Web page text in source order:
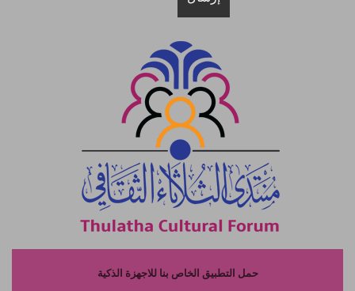
حمل التطبيق الخاص بنا للاجهزة الذكية